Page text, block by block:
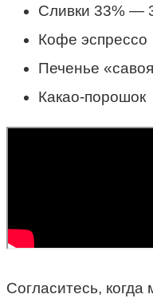
Сливки 33% —
Кофе эспрессо
Печенье
Какао-порошок
Согласитесь,